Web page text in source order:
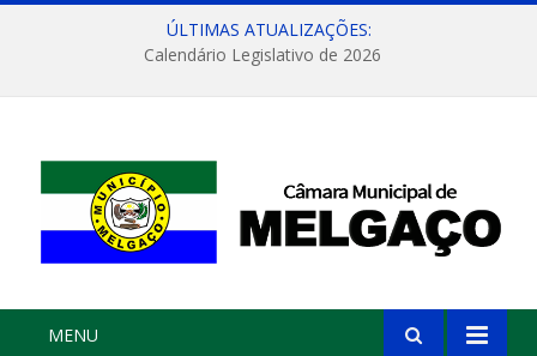
ÚLTIMAS ATUALIZAÇÕES:
Calendário Legislativo de 2026
MENU